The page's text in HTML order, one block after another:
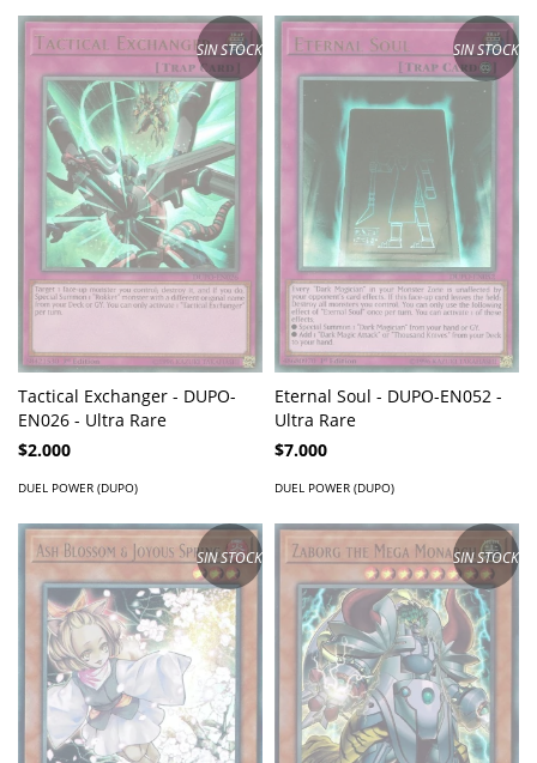
SIN STOCK
Tactical Exchanger - DUPO-
EN026 - Ultra Rare
$2.000
DUEL POWER (DUPO)
SIN STOCK
Eternal Soul - DUPO-EN052 -
Ultra Rare
$7.000
DUEL POWER (DUPO)
SIN STOCK SIN STOCK